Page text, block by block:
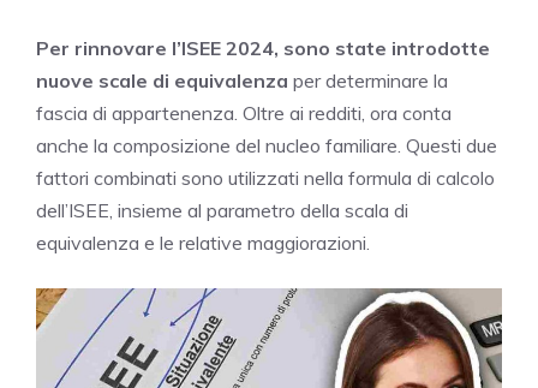
Per rinnovare l’ISEE 2024, sono state introdotte
nuove scale di equivalenza per determinare la
fascia di appartenenza. Oltre ai redditi, ora conta
anche la composizione del nucleo familiare. Questi due
fattori combinati sono utilizzati nella formula di calcolo
dell’ISEE, insieme al parametro della scala di
equivalenza e le relative maggiorazioni.